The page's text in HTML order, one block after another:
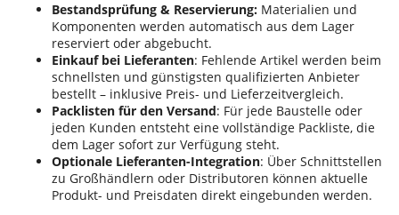
Bestandsprüfung & Reservierung:Materialien und
Komponenten werden automatisch aus dem Lager
reserviert oder abgebucht.
Einkauf bei Lieferanten: Fehlende Artikel werden beim
schnellsten und günstigsten qualifizierten Anbieter
bestellt – inklusive Preis- und Lieferzeitvergleich.
Packlisten für den Versand: Für jede Baustelle oder
jeden Kunden entsteht eine vollständige Packliste, die
dem Lager sofort zur Verfügung steht.
Optionale Lieferanten-Integration: Über Schnittstellen
zu Großhändlern oder Distributoren können aktuelle
Produkt- und Preisdaten direkt eingebunden werden.